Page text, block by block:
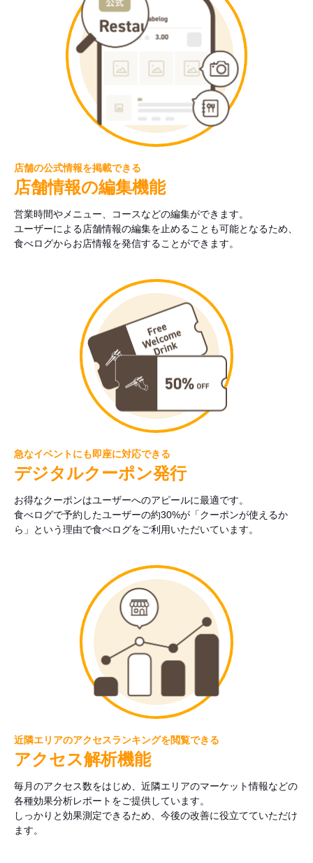
店舗の公式情報を掲載できる
店舗情報の編集機能
営業時間やメニュー、コースなどの編集ができます。
ユーザーによる店舗情報の編集を止めることも可能となるため、
食べログからお店情報を発信することができます。
急なイベントにも即座に対応できる
デジタルクーポン発行
お得なクーポンはユーザーへのアピールに最適です。
食べログで予約したユーザーの約30%が「クーポンが使えるか
ら」という理由で食べログをご利用いただいています。
近隣エリアのアクセスランキングを閲覧できる
アクセス解析機能
毎月のアクセス数をはじめ、近隣エリアのマーケット情報などの
各種効果分析レポートをご提供しています。
しっかりと効果測定できるため、今後の改善に役立てていただけ
ます。